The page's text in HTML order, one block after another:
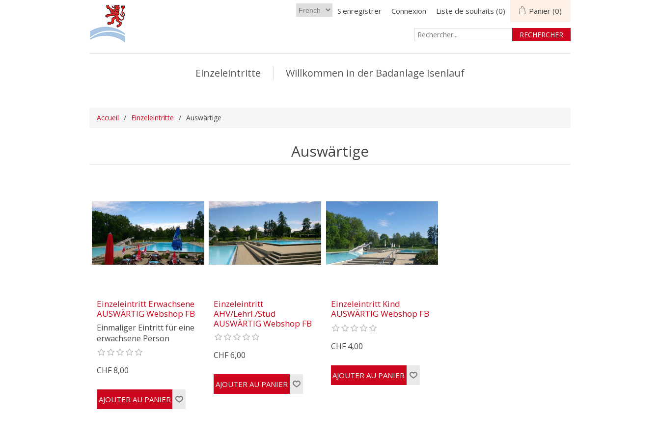
S'enregistrer Connexion Liste de souhaits (0) Panier (0)
Einzeleintritte Willkommen in der Badanlage Isenlauf
Accueil / Einzeleintritte / Auswärtige
Auswärtige
Einzeleintritt Erwachsene
AUSWÄRTIG Webshop FB
Einmaliger Eintritt für eine
erwachsene Person
CHF 8,00
Einzeleintritt
AHV/Lehrl./Stud
AUSWÄRTIG Webshop FB
CHF 6,00
Einzeleintritt Kind
AUSWÄRTIG Webshop FB
CHF 4,00